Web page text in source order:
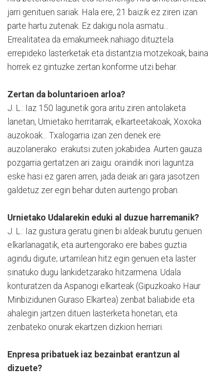
jarri genituen sariak. Hala ere, 21 baizik ez ziren izan
parte hartu zutenak. Ez dakigu nola asmatu...
Errealitatea da emakumeek nahiago dituztela
errepideko lasterketak eta distantzia motzekoak, baina
horrek ez gintuzke zertan konforme utzi behar.
Zertan da boluntarioen arloa?
J. L.: Iaz 150 lagunetik gora aritu ziren antolaketa
lanetan, Urnietako herritarrak, elkarteetakoak, Xoxoka
auzokoak... Txalogarria izan zen denek ere
auzolanerako erakutsi zuten jokabidea. Aurten gauza
pozgarria gertatzen ari zaigu: oraindik inori laguntza
eske hasi ez garen arren, jada deiak ari gara jasotzen
galdetuz zer egin behar duten aurtengo proban.
Urnietako Udalarekin eduki al duzue harremanik?
J. L.: Iaz gustura geratu ginen bi aldeak burutu genuen
elkarlanagatik, eta aurtengorako ere babes guztia
agindu digute; urtarrilean hitz egin genuen eta laster
sinatuko dugu lankidetzarako hitzarmena. Udala
konturatzen da Aspanogi elkarteak (Gipuzkoako Haur
Minbizidunen Guraso Elkartea) zenbat baliabide eta
ahalegin jartzen dituen lasterketa honetan, eta
zenbateko onurak ekartzen dizkion herriari.
Enpresa pribatuek iaz bezainbat erantzun al
dizuete?